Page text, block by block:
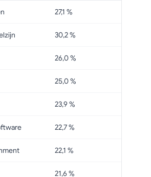
27,1 %
30,2 %
26,0 %
25,0 %
23,9 %
22,7 %
22,1 %
21,6 %